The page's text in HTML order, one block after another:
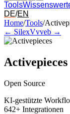
Tools
DE/EN
Pfeil links und
Home/Tools/
← SilexVvveb →
Activepieces
Open Source
KI-gestützte
642+ Integrationen